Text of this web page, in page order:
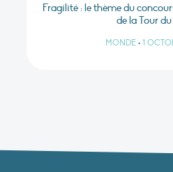
Fragilité : le thème du
de la Tour
MONDE • 1